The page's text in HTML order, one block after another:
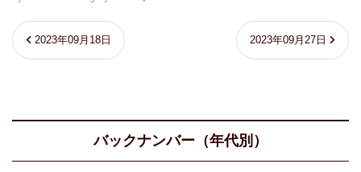
2023年09月18日 2023年09月27日
バックナンバー（年代別）